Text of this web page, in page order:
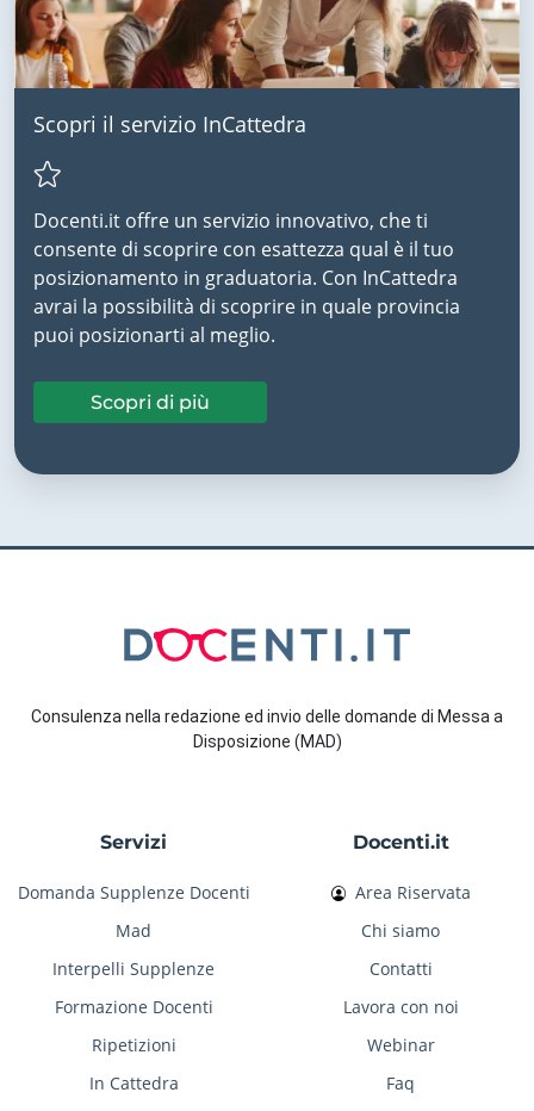
Scopri il servizio InCattedra
Docenti.it offre un servizio innovativo, che ti
consente di scoprire con esattezza qual è il tuo
posizionamento in graduatoria. Con InCattedra
avrai la possibilità di scoprire in quale provincia
puoi posizionarti al meglio.
Scopri di più
Consulenza nella redazione ed invio delle domande di Messa a
Disposizione (MAD)
Servizi
Domanda Supplenze Docenti
Mad
Interpelli Supplenze
Formazione Docenti
Ripetizioni
In Cattedra
Docenti.it
Area Riservata
Chi siamo
Contatti
Lavora con noi
Webinar
Faq